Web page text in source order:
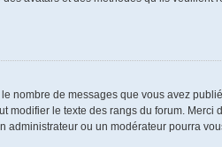
nombre de messages que vous avez
le texte des rangs du forum.
ou un modérateur pourra